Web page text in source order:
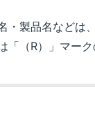
製品名などは
「（R）」マー